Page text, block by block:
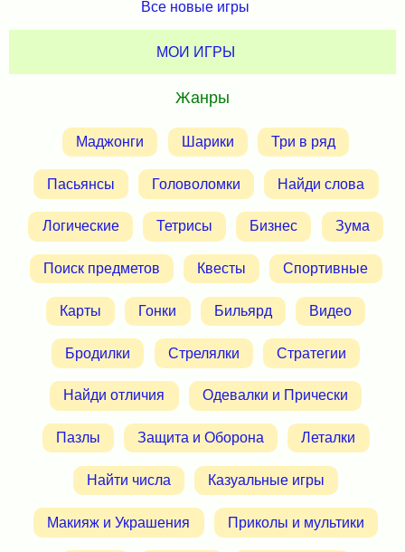
Все новые игры
МОИ ИГРЫ
Жанры
Маджонги Шарики Три в ряд
Пасьянсы Головоломки Найди слова
Логические Тетрисы Бизнес Зума
Поиск предметов Квесты Спортивные
Карты Гонки Бильярд Видео
Бродилки Стрелялки Стратегии
Найди отличия Одевалки и Прически
Пазлы Защита и Оборона Леталки
Найти числа Казуальные игры
Макияж и Украшения Приколы и мультики